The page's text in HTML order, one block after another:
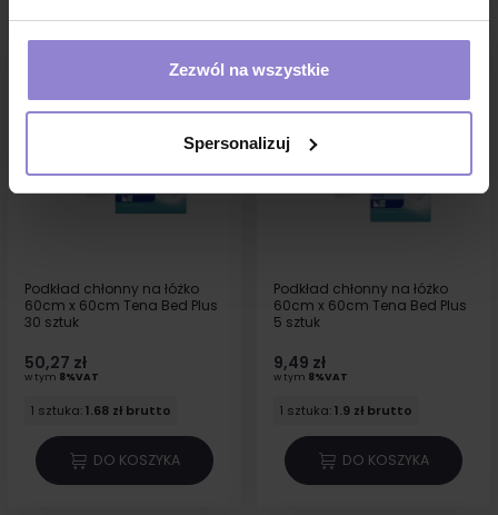
Zezwól na wszystkie
Spersonalizuj
Podkład chłonny na łóżko
60cm x 60cm Tena Bed Plus
30 sztuk
50,27 zł
w tym 8%VAT
1 sztuka:1.68 zł brutto
DO KOSZYKA
Podkład chłonny na łóżko
60cm x 60cm Tena Bed Plus
5 sztuk
9,49 zł
w tym 8%VAT
1 sztuka:1.9 zł brutto
DO KOSZYKA